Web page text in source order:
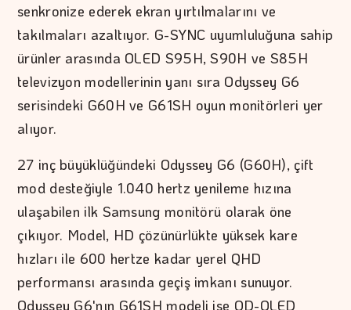
senkronize ederek ekran yırtılmalarını ve
takılmaları azaltıyor. G-SYNC uyumluluğuna sahip
ürünler arasında OLED S95H, S90H ve S85H
televizyon modellerinin yanı sıra Odyssey G6
serisindeki G60H ve G61SH oyun monitörleri yer
alıyor.
27 inç büyüklüğündeki Odyssey G6 (G60H), çift
mod desteğiyle 1.040 hertz yenileme hızına
ulaşabilen ilk Samsung monitörü olarak öne
çıkıyor. Model, HD çözünürlükte yüksek kare
hızları ile 600 hertze kadar yerel QHD
performansı arasında geçiş imkanı sunuyor.
Odyssey G6'nın G61SH modeli ise QD-OLED